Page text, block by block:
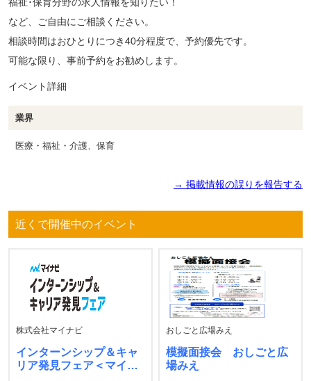
など、ご自由にご相談ください。
相談時間はおひとりにつき40分程度で、予約優先です。
可能な限り、事前予約をお勧めします。
イベント詳細
業界
医療・福祉・介護、保育
→ 掲載情報の誤りを報告する
近くで開催中のイベント
株式会社マイナビ
インターンシップ＆キャ
リア発見フェア＜マイナ
おしごと広場みえ
模擬面接会 おしごと広
場みえ